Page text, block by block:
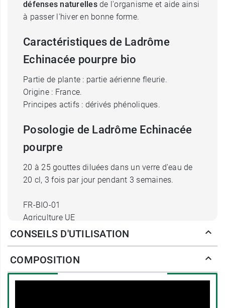
défenses naturellesde l'organisme et aide ainsi
à passer l'hiver en bonne forme.
Caractéristiques de Ladrôme
Echinacée pourpre bio
Partie de plante : partie aérienne fleurie.
Origine : France.
Principes actifs : dérivés phénoliques.
Posologie de Ladrôme Echinacée
pourpre
20 à 25 gouttes diluées dans un verre d'eau de
20 cl, 3 fois par jour pendant 3 semaines.
FR-BIO-01
Agriculture UE
durable en utilisant du carton issu de forêts
CONSEILS D'UTILISATION
COMPOSITION